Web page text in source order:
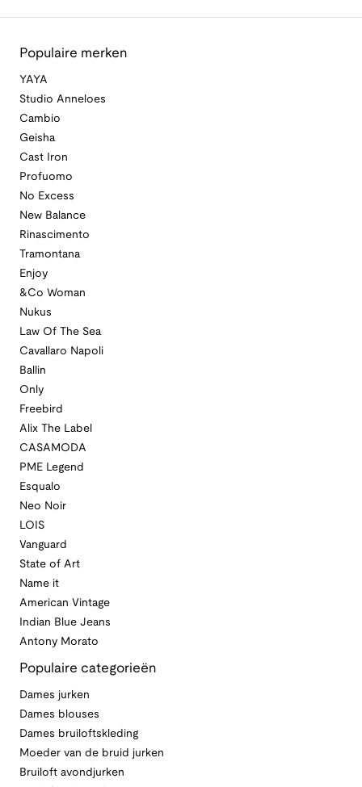
Populaire merken
YAYA
Studio Anneloes
Cambio
Geisha
Cast Iron
Profuomo
No Excess
New Balance
Rinascimento
Tramontana
Enjoy
&Co Woman
Nukus
Law Of The Sea
Cavallaro Napoli
Ballin
Only
Freebird
Alix The Label
CASAMODA
PME Legend
Esqualo
Neo Noir
LOIS
Vanguard
State of Art
Name it
American Vintage
Indian Blue Jeans
Antony Morato
Populaire categorieën
Dames jurken
Dames blouses
Dames bruiloftskleding
Moeder van de bruid jurken
Bruiloft avondjurken